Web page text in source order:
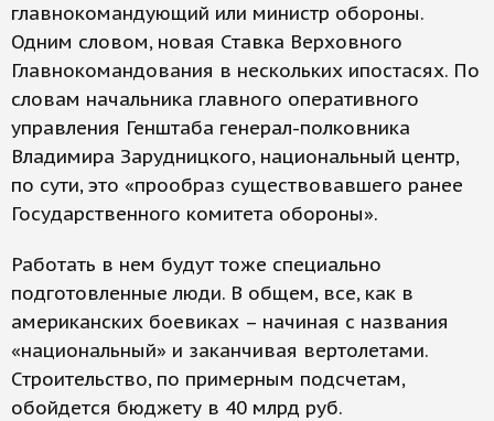
главнокомандующий или министр обороны.
Одним словом, новая Ставка Верховного
Главнокомандования в нескольких ипостасях. По
словам начальника главного оперативного
управления Генштаба генерал-полковника
Владимира Зарудницкого, национальный центр,
по сути, это «прообраз существовавшего ранее
Государственного комитета обороны».
Работать в нем будут тоже специально
подготовленные люди. В общем, все, как в
американских боевиках – начиная с названия
«национальный» и заканчивая вертолетами.
Строительство, по примерным подсчетам,
обойдется бюджету в 40 млрд руб.